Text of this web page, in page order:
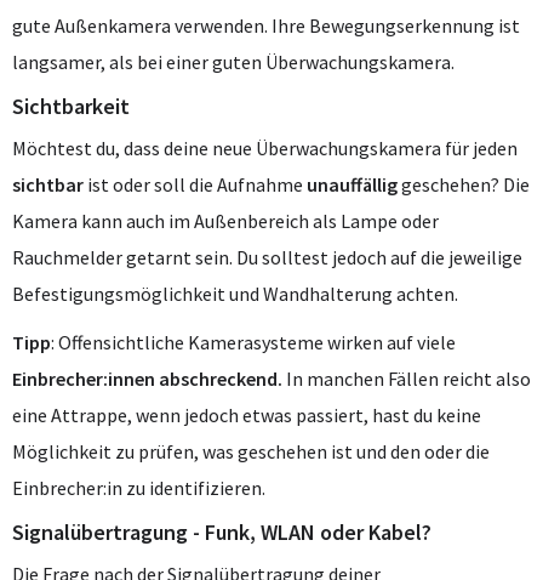
gute Außenkamera verwenden. Ihre Bewegungserkennung ist
langsamer, als bei einer guten Überwachungskamera.
Sichtbarkeit
Möchtest du, dass deine neue Überwachungskamera für jeden
sichtbar ist oder soll die Aufnahme unauffälliggeschehen? Die
Kamera kann auch im Außenbereich als Lampe oder
Rauchmelder getarnt sein. Du solltest jedoch auf die jeweilige
Befestigungsmöglichkeit und Wandhalterung achten.
Tipp: Offensichtliche Kamerasysteme wirken auf viele
Einbrecher:innen abschreckend. In manchen Fällen reicht also
eine Attrappe, wenn jedoch etwas passiert, hast du keine
Möglichkeit zu prüfen, was geschehen ist und den oder die
Einbrecher:in zu identifizieren.
Signalübertragung - Funk, WLAN oder Kabel?
Die Frage nach der Signalübertragung deiner